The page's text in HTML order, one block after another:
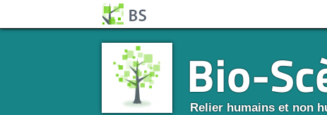
Aller au contenu principal
Bio-
Relier humains et non
Panneau de gestion des cookies